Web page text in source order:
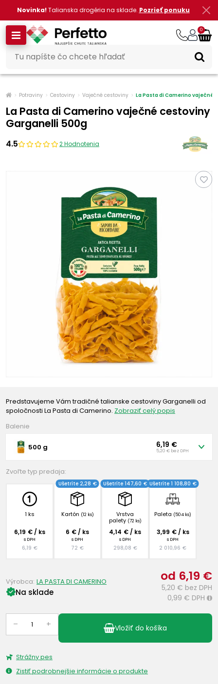
Novinka! Talianska drogéria na sklade. Pozrieť ponuku
0
Potraviny Cestoviny Vaječné cestoviny La Pasta di Camerino vaječné
La Pasta di Camerino vaječné cestoviny
Garganelli 500g
4.5 2 Hodnotenia
Predstavujeme Vám tradičné talianske cestoviny Garganelli od
spoločnosti La Pasta di Camerino. Zobraziť celý popis
Balenie
500 g 6,19 €
5,20 € bez DPH
Zvoľte typ predaja:
1 ks
6,19 € / ks
s DPH
6,19 €
Kartón (12 ks)
Ušetríte 2,28 €
6 € / ks
s DPH
72 €
Vrstva
palety (72 ks)
Ušetríte 147,60 €
4,14 € / ks
s DPH
298,08 €
Paleta (504 ks)
Ušetríte 1 108,80 €
3,99 € / ks
s DPH
2 010,96 €
od 6,19 €
5,20 € bez DPH
0,99 € DPH i
Na sklade
Výrobca: LA PASTA DI CAMERINO
– + Vložiť do košíka
Strážny pes
Zistiť podrobnejšie informácie o produkte